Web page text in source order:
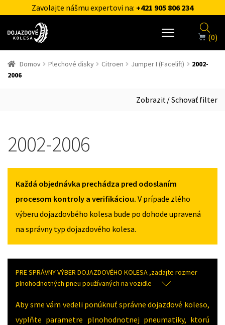
Zavolajte nášmu expertovi na: +421 905 806 234
(0)
Domov Plechové disky Citroen Jumper I (Facelift)
2002-
2006
Zobraziť / Schovať filter
2002-2006
Každá objednávka prechádza pred odoslaním
procesom kontroly a verifikáciou. V prípade zlého
výberu dojazdovbého kolesa bude po dohode upravená
na správny typ dojazdového kolesa.
PRE SPRÁVNY VÝBER DOJAZDOVÉHO KOLESA ,zadajte rozmer
plnohodnotných pneu používaných na vozidle
Aby sme vám vedeli ponúknuť správne dojazdové koleso,
vyplňte parametre plnohodnotnej pneumatiky, ktorú